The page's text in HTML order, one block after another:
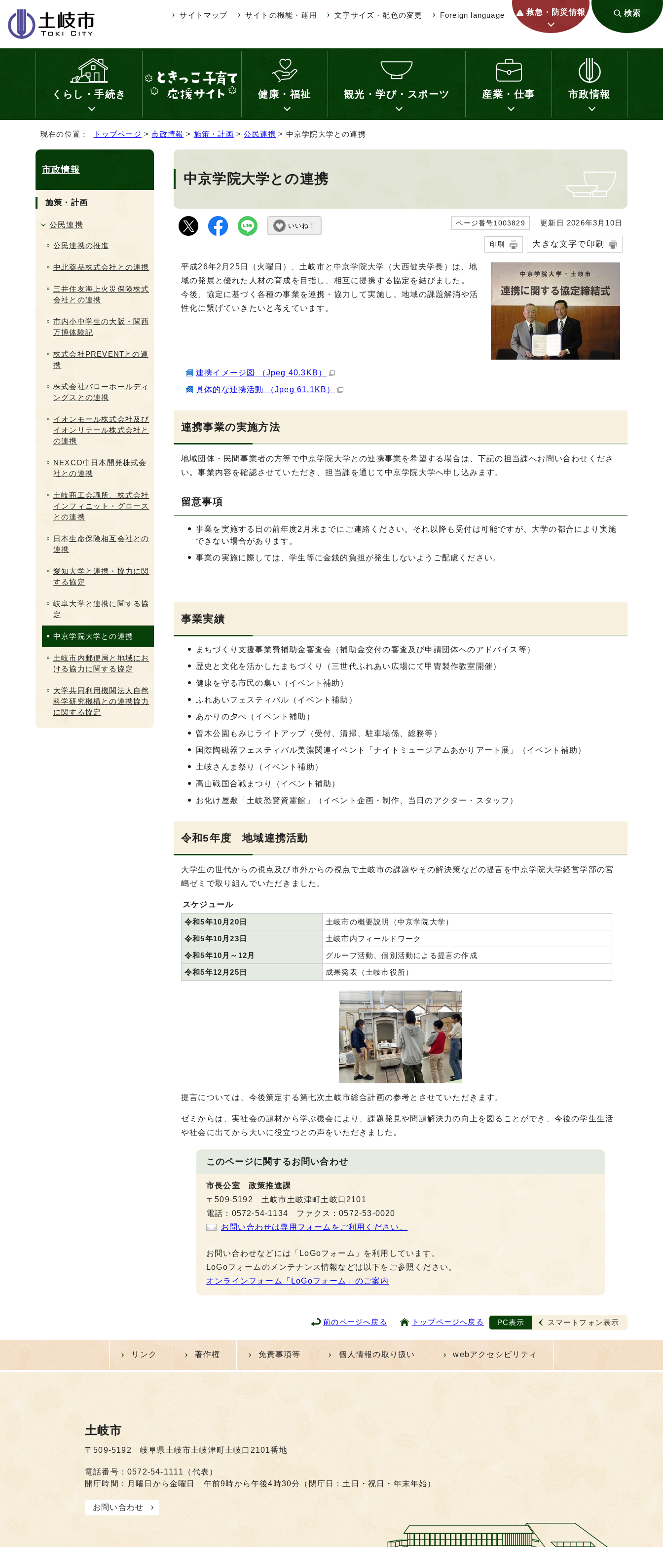
サイトマップ サイトの機能・運用 文字サイズ・配色の変更 Foreign language 救急・防災情報 検索
くらし・手続き 健康・福祉 観光・学び・スポーツ 産業・仕事 市政情報
現在の位置： トップページ >市政情報 > 施策・計画 >公民連携 > 中京学院大学との連携
中京学院大学との連携
いいね！ ページ番号1003829 更新日 2026年3月10日
印刷 大きな文字で印刷
平成26年2月25日（火曜日）、土岐市と中京学院大学（大西健夫学長）は、地
域の発展と優れた人材の育成を目指し、相互に提携する協定を結びました。
今後、協定に基づく各種の事業を連携・協力して実施し、地域の課題解消や活
性化に繋げていきたいと考えています。
連携イメージ図 （Jpeg 40.3KB）
具体的な連携活動 （Jpeg 61.1KB）
連携事業の実施方法
地域団体・民間事業者の方等で中京学院大学との連携事業を希望する場合は、下記の担当課へお問い合わせくださ
い。事業内容を確認させていただき、担当課を通じて中京学院大学へ申し込みます。
留意事項
事業を実施する日の前年度2月末までにご連絡ください。それ以降も受付は可能ですが、大学の都合により実施
できない場合があります。
事業の実施に際しては、学生等に金銭的負担が発生しないようご配慮ください。
事業実績
まちづくり支援事業費補助金審査会（補助金交付の審査及び申請団体へのアドバイス等）
歴史と文化を活かしたまちづくり（三世代ふれあい広場にて甲冑製作教室開催）
健康を守る市民の集い（イベント補助）
ふれあいフェスティバル（イベント補助）
あかりの夕べ（イベント補助）
曽木公園もみじライトアップ（受付、清掃、駐車場係、総務等）
国際陶磁器フェスティバル美濃関連イベント「ナイトミュージアムあかりアート展」（イベント補助）
土岐さんま祭り（イベント補助）
高山戦国合戦まつり（イベント補助）
お化け屋敷「土岐恐驚資霊館」（イベント企画・制作、当日のアクター・スタッフ）
令和5年度 地域連携活動
大学生の世代からの視点及び市外からの視点で土岐市の課題やその解決策などの提言を中京学院大学経営学部の宮
嶋ゼミで取り組んでいただきました。
スケジュール
令和5年10月20日
土岐市の概要説明（中京学院大学）
令和5年10月23日
土岐市内フィールドワーク
令和5年10月～12月
グループ活動、個別活動による提言の作成
令和5年12月25日
成果発表（土岐市役所）
提言については、今後策定する第七次土岐市総合計画の参考とさせていただきます。
ゼミからは、実社会の題材から学ぶ機会により、課題発見や問題解決力の向上を図ることができ、今後の学生生活
や社会に出てから大いに役立つとの声をいただきました。
このページに関するお問い合わせ
市長公室 政策推進課
〒509-5192 土岐市土岐津町土岐口2101
電話：0572-54-1134 ファクス：0572-53-0020
お問い合わせは専用フォームをご利用ください。
お問い合わせなどには「LoGoフォーム」を利用しています。
LoGoフォームのメンテナンス情報などは以下をご参照ください。
オンラインフォーム「LoGoフォーム」のご案内
市政情報
施策・計画
公民連携
公民連携の推進
中北薬品株式会社との連携
三井住友海上火災保険株式
会社との連携
市内小中学生の大阪・関西
万博体験記
株式会社PREVENTとの連
携
株式会社バローホールディ
ングスとの連携
イオンモール株式会社及び
イオンリテール株式会社と
の連携
NEXCO中日本開発株式会
社との連携
土岐商工会議所、株式会社
インフィニット・グロース
との連携
日本生命保険相互会社との
連携
愛知大学と連携・協力に関
する協定
岐阜大学と連携に関する協
定
中京学院大学との連携
土岐市内郵便局と地域にお
ける協力に関する協定
大学共同利用機関法人自然
科学研究機構との連携協力
に関する協定
前のページへ戻る トップページへ戻る PC表示 スマートフォン表示
リンク 著作権 免責事項等 個人情報の取り扱い webアクセシビリティ
土岐市
〒509-5192 岐阜県土岐市土岐津町土岐口2101番地
電話番号：0572-54-1111（代表）
開庁時間：月曜日から金曜日 午前9時から午後4時30分（閉庁日：土日・祝日・年末年始）
お問い合わせ